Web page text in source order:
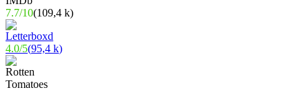
7.7/10(109,4 k)
4.0/5(95,4 k)